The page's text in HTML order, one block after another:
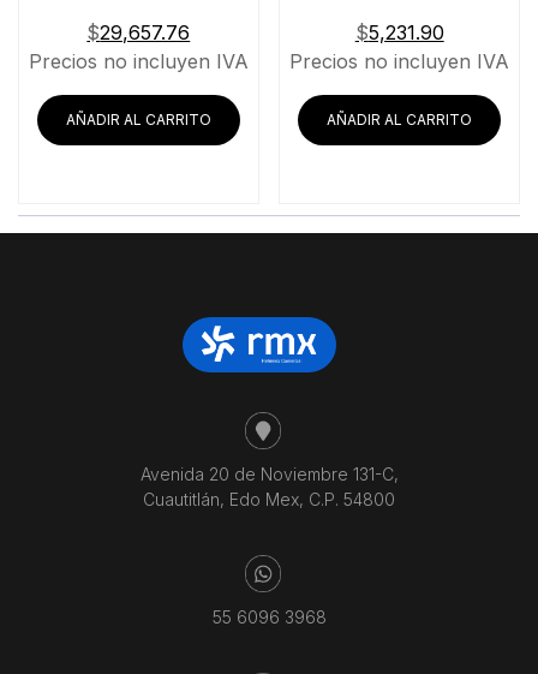
$29,657.76
Precios no incluyen IVA
AÑADIR AL CARRITO
$5,231.90
Precios no incluyen IVA
AÑADIR AL CARRITO
Avenida 20 de Noviembre 131-C,
Cuautitlán, Edo Mex, C.P. 54800
55 6096 3968